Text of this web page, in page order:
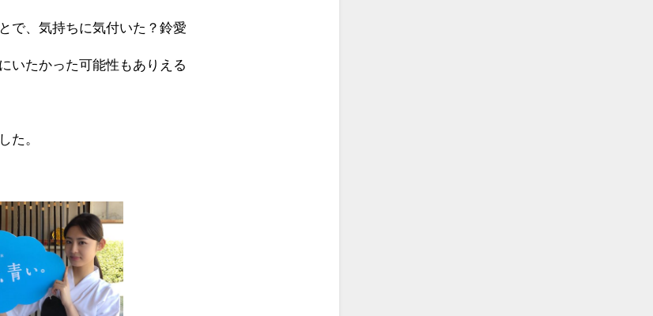
で、気持ちに気付いた？鈴愛
いたかった可能性もありえる
た。